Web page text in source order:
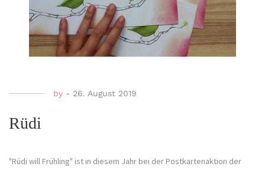
by - 26. August 2019
Rüdi
"Rüdi will Frühling" ist in diesem Jahr bei der Postkartenaktion der